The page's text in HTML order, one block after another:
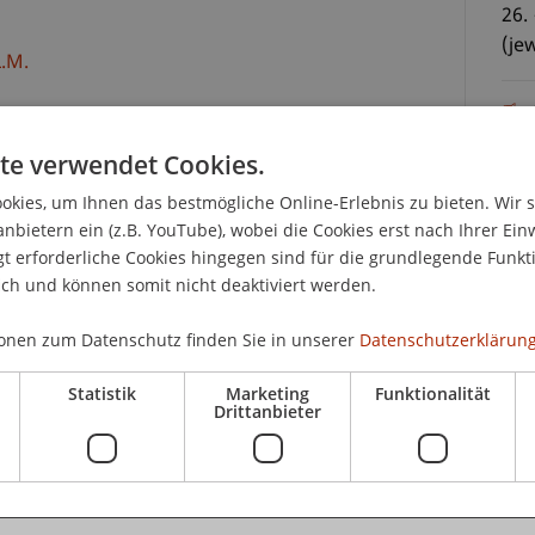
Treiber der fortschreitenden Digitalisierung
lassen. Kaum ein
Anbindung oder Datenverarbeitung aus,
Breaches, Malware, Scareware und
immer wieder, wie vulnerabel die
Risikofaktor.
IT-Sicherheit allerdings nur aus technischer
ausser Acht. Spätestens durch
hat das Thema aber auch rechtspolitisch
26.
verwendet Cookies.
um Ihnen das bestmögliche Online-Erlebnis zu bieten. Wir
ein (z.B. YouTube), wobei die Cookies erst nach Ihrer
erforderliche Cookies hingegen sind für die grundlegende
und können somit nicht deaktiviert werden.
zum Datenschutz finden Sie in unserer
Statistik Marketing
Drittanbieter
Funktionalität